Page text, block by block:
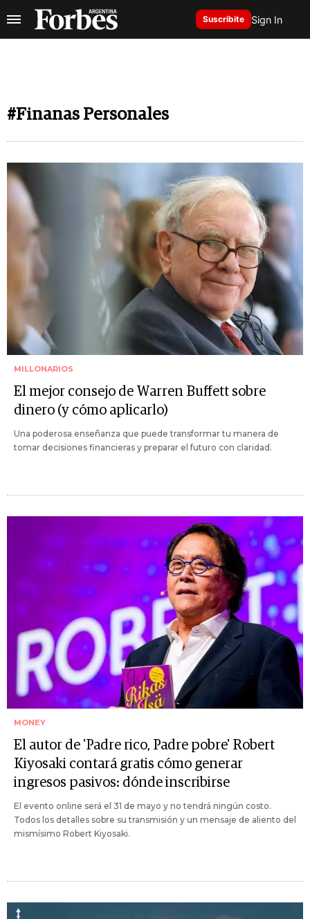
Suscribite Sign In
#Finanas Personales
MILLONARIOS
El mejor consejo de Warren Buffett sobre
dinero (y cómo aplicarlo)
Una poderosa enseñanza que puede transformar tu manera de
tomar decisiones financieras y preparar el futuro con claridad.
MONEY
El autor de 'Padre rico, Padre pobre' Robert
Kiyosaki contará gratis cómo generar
ingresos pasivos: dónde inscribirse
El evento online será el 31 de mayo y no tendrá ningún costo.
Todos los detalles sobre su transmisión y un mensaje de aliento del
mismísimo Robert Kiyosaki.